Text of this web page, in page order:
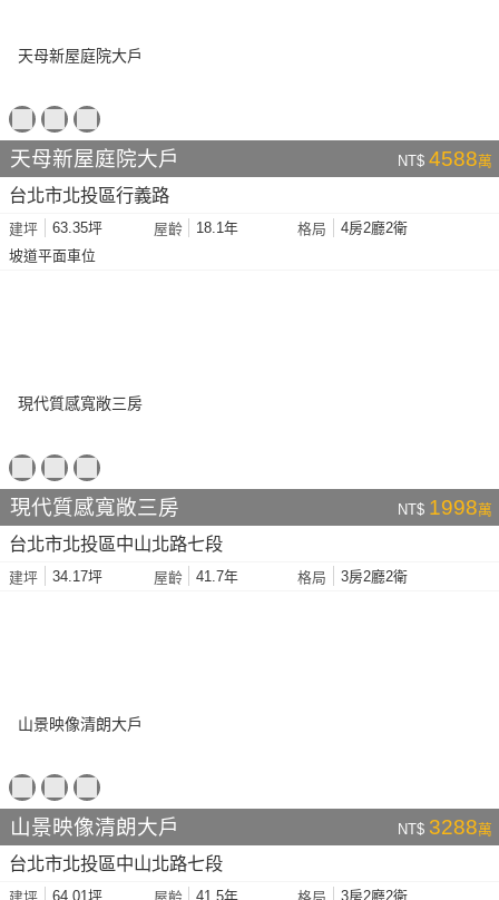
天母新屋庭院大戶 NT$ 4588萬
台北市北投區行義路
建坪 63.35坪 屋齡 18.1年 格局
4房2廳2衛
坡道平面車位
現代質感寬敞三房 NT$ 1998萬
台北市北投區中山北路七段
建坪 34.17坪 屋齡 41.7年 格局 3房2廳2衛
山景映像清朗大戶 NT$ 3288萬
台北市北投區中山北路七段
64.01坪 41.5年 3房2廳2衛